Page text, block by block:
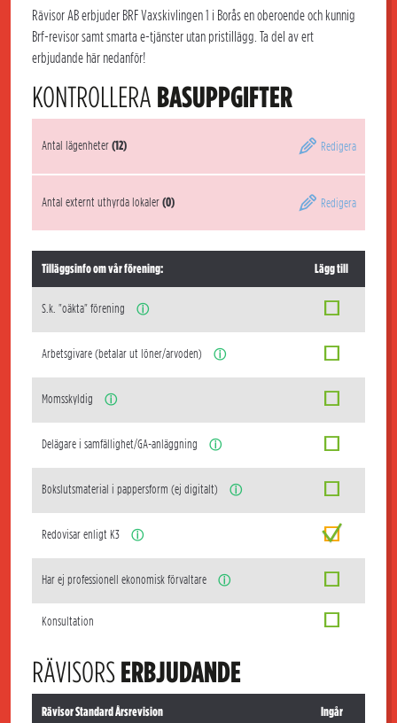
Rävisor AB erbjuder BRF Vaxskivlingen 1 i Borås en oberoende och kunnig
Brf-revisor samt smarta e-tjänster utan pristillägg. Ta del av ert
erbjudande här nedanför!
KONTROLLERA BASUPPGIFTER
Antal lägenheter(12) Redigera
Antal externt uthyrda lokaler(0) Redigera
Tilläggsinfo om vår förening: Lägg till
S.k. "oäkta" förening ⓘ
Arbetsgivare (betalar ut löner/arvoden) ⓘ
Momsskyldig ⓘ
Delägare i samfällighet/GA-anläggning ⓘ
Bokslutsmaterial i pappersform (ej digitalt) ⓘ
Redovisar enligt K3 ⓘ
Har ej professionell ekonomisk förvaltare ⓘ
Konsultation
RÄVISORSERBJUDANDE
Rävisor Standard Årsrevision Ingår